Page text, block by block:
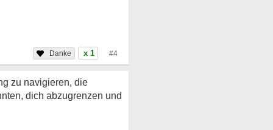
x 1 #4
zu navigieren, die
dich abzugrenzen und